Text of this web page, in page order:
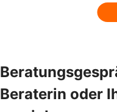
Beraterin oder